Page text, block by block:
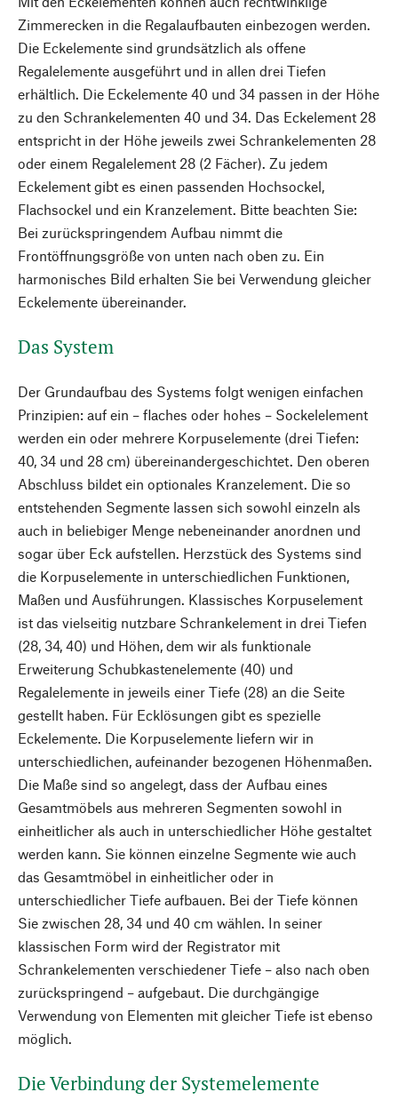
Zimmerecken in die Regalaufbauten einbezogen werden.
Die Eckelemente sind grundsätzlich als offene
Regalelemente ausgeführt und in allen drei Tiefen
erhältlich. Die Eckelemente 40 und 34 passen in der Höhe
zu den Schrankelementen 40 und 34. Das Eckelement 28
entspricht in der Höhe jeweils zwei Schrankelementen 28
oder einem Regalelement 28 (2 Fächer). Zu jedem
Eckelement gibt es einen passenden Hochsockel,
Flachsockel und ein Kranzelement. Bitte beachten Sie:
Bei zurückspringendem Aufbau nimmt die
Frontöffnungsgröße von unten nach oben zu. Ein
harmonisches Bild erhalten Sie bei Verwendung gleicher
Eckelemente übereinander.
Das System
Der Grundaufbau des Systems folgt wenigen einfachen
Prinzipien: auf ein – flaches oder hohes – Sockelelement
werden ein oder mehrere Korpuselemente (drei Tiefen:
40, 34 und 28 cm) übereinandergeschichtet. Den oberen
Abschluss bildet ein optionales Kranzelement. Die so
entstehenden Segmente lassen sich sowohl einzeln als
auch in beliebiger Menge nebeneinander anordnen und
sogar über Eck aufstellen. Herzstück des Systems sind
die Korpuselemente in unterschiedlichen Funktionen,
Maßen und Ausführungen. Klassisches Korpuselement
ist das vielseitig nutzbare Schrankelement in drei Tiefen
(28, 34, 40) und Höhen, dem wir als funktionale
Erweiterung Schubkastenelemente (40) und
Regalelemente in jeweils einer Tiefe (28) an die Seite
gestellt haben. Für Ecklösungen gibt es spezielle
Eckelemente. Die Korpuselemente liefern wir in
unterschiedlichen, aufeinander bezogenen Höhenmaßen.
Die Maße sind so angelegt, dass der Aufbau eines
Gesamtmöbels aus mehreren Segmenten sowohl in
einheitlicher als auch in unterschiedlicher Höhe gestaltet
werden kann. Sie können einzelne Segmente wie auch
das Gesamtmöbel in einheitlicher oder in
unterschiedlicher Tiefe aufbauen. Bei der Tiefe können
Sie zwischen 28, 34 und 40 cm wählen. In seiner
klassischen Form wird der Registrator mit
Schrankelementen verschiedener Tiefe – also nach oben
zurückspringend – aufgebaut. Die durchgängige
Verwendung von Elementen mit gleicher Tiefe ist ebenso
möglich.
Die Verbindung der Systemelemente